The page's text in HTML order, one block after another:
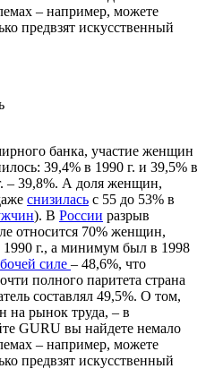
– например, можете
предвзят искусственный
банка, участие женщин
39,4% в 1990 г. и 39,5% в
– 39,8%. А доля женщин,
снизилась с 55 до 53% в
). В России разрыв
относится 70% женщин,
г., а минимум был в 1998
силе – 48,6%, что
полного паритета страна
составлял 49,5%. О том,
на рынок труда, – в
GURU вы найдете немало
– например, можете
предвзят искусственный